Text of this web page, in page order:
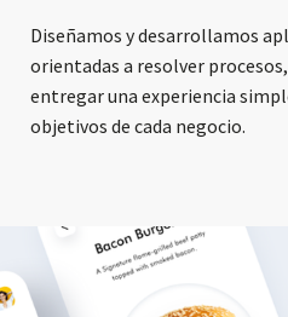
Diseñamos y desarrollamos
orientadas a resolver
entregar una experiencia
objetivos de cada negocio.